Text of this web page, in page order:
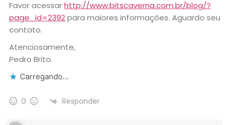
Favor acessarhttp://www.bitscaverna.com.br/blog/?
page_id=2392para maiores informações. Aguardo seu
contato.
Atenciosamente,
Pedro Brito.
Carregando...
0 Responder